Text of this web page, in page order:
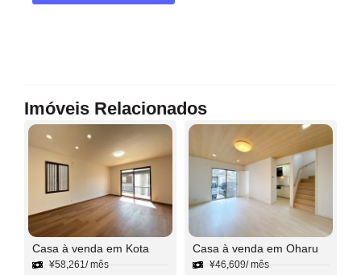
Imóveis Relacionados
Casa à venda em Kota
¥58,261/ mês
Casa à venda em Oharu
¥46,609/ mês